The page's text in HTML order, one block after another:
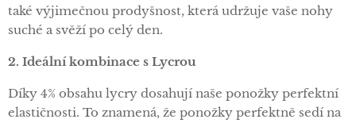
také výjimečnou prodyšnost, která udržuje vaše nohy
suché a svěží po celý den.
2. Ideální kombinace s Lycrou
Díky 4% obsahu lycry dosahují naše ponožky perfektní
elastičnosti. To znamená, že ponožky perfektně sedí na